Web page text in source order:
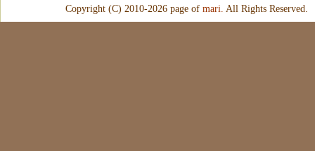
Copyright (C) 2010-2026 page of mari. All Rights Reserved.